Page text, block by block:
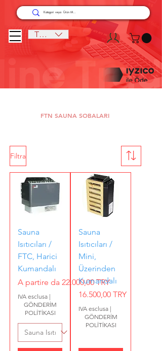
TRY (₺)
FTN SAUNA SOBALARI
Filtra
Sauna
Isıtıcıları /
FTC, Harici
Kumandalı
A partire da 22.000,00 TRY
Prezzo scontato
IVA esclusa |
GÖNDERİM
POLİTİKASI
Sauna
Isıtıcıları /
Mini,
Üzerinden
Kumandalı
Prezzo
16.500,00 TRY
IVA esclusa |
GÖNDERİM
POLİTİKASI